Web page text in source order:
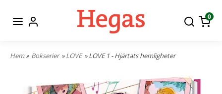
0
Hem» Bokserier »LOVE » LOVE 1 - Hjärtats hemligheter